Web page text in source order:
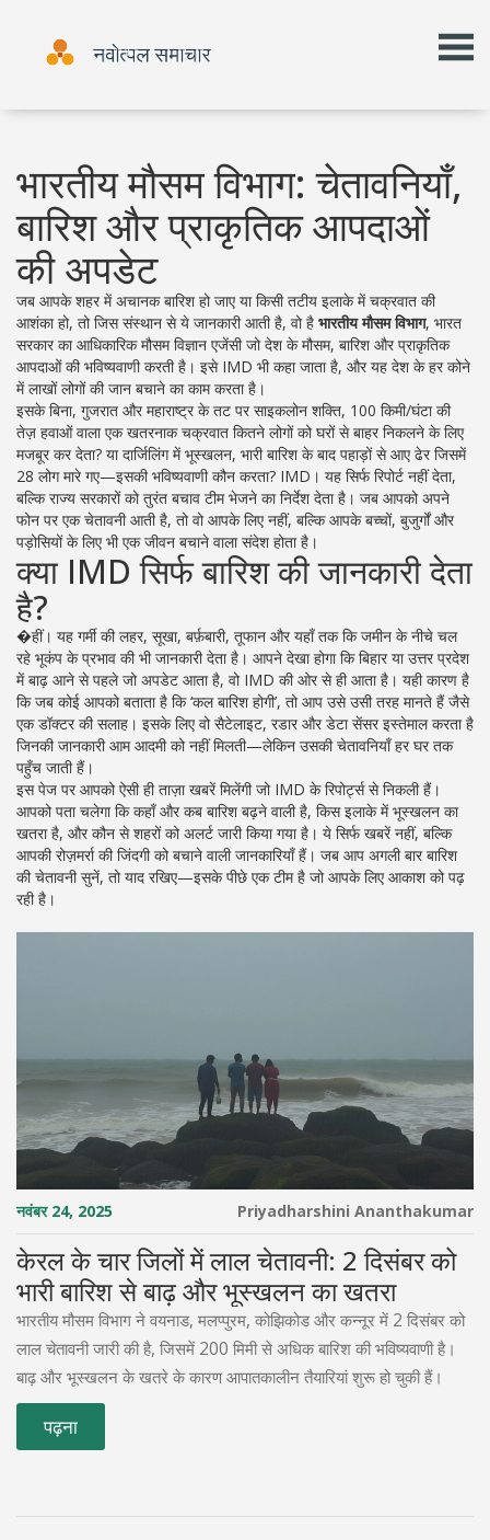
भारतीय मौसम विभाग: चेतावनियाँ,
बारिश और प्राकृतिक आपदाओं
की अपडेट
जब आपके शहर में अचानक बारिश हो जाए या किसी तटीय इलाके में चक्रवात की
आशंका हो, तो जिस संस्थान से ये जानकारी आती है, वो है भारतीय मौसम विभाग, भारत
सरकार का आधिकारिक मौसम विज्ञान एजेंसी जो देश के मौसम, बारिश और प्राकृतिक
आपदाओं की भविष्यवाणी करती है । इसे IMD भी कहा जाता है, और यह देश के हर कोने
में लाखों लोगों की जान बचाने का काम करता है।
इसके बिना, गुजरात और महाराष्ट्र के तट परसाइकलोन शक्ति, 100 किमी/घंटा की
तेज़ हवाओं वाला एक खतरनाक चक्रवात कितने लोगों को घरों से बाहर निकलने के लिए
मजबूर कर देता? या दार्जिलिंग मेंभूस्खलन, भारी बारिश के बाद पहाड़ों से आए ढेर जिसमें
28 लोग मारे गए—इसकी भविष्यवाणी कौन करता? IMD। यह सिर्फ रिपोर्ट नहीं देता,
बल्कि राज्य सरकारों को तुरंत बचाव टीम भेजने का निर्देश देता है। जब आपको अपने
फोन पर एक चेतावनी आती है, तो वो आपके लिए नहीं, बल्कि आपके बच्चों, बुजुर्गों और
पड़ोसियों के लिए भी एक जीवन बचाने वाला संदेश होता है।
क्या IMD सिर्फ बारिश की जानकारी देता
है?
�हीं। यह गर्मी की लहर, सूखा, बर्फ़बारी, तूफान और यहाँ तक कि जमीन के नीचे चल
रहे भूकंप के प्रभाव की भी जानकारी देता है। आपने देखा होगा कि बिहार या उत्तर प्रदेश
में बाढ़ आने से पहले जो अपडेट आता है, वो IMD की ओर से ही आता है। यही कारण है
कि जब कोई आपको बताता है कि ‘कल बारिश होगी’, तो आप उसे उसी तरह मानते हैं जैसे
एक डॉक्टर की सलाह। इसके लिए वो सैटेलाइट, रडार और डेटा सेंसर इस्तेमाल करता है
जिनकी जानकारी आम आदमी को नहीं मिलती—लेकिन उसकी चेतावनियाँ हर घर तक
पहुँच जाती हैं।
इस पेज पर आपको ऐसी ही ताज़ा खबरें मिलेंगी जो IMD के रिपोर्ट्स से निकली हैं।
आपको पता चलेगा कि कहाँ और कब बारिश बढ़ने वाली है, किस इलाके में भूस्खलन का
खतरा है, और कौन से शहरों को अलर्ट जारी किया गया है। ये सिर्फ खबरें नहीं, बल्कि
आपकी रोज़मर्रा की जिंदगी को बचाने वाली जानकारियाँ हैं। जब आप अगली बार बारिश
की चेतावनी सुनें, तो याद रखिए—इसके पीछे एक टीम है जो आपके लिए आकाश को पढ़
रही है।
नवंबर 24, 2025 Priyadharshini Ananthakumar
केरल के चार जिलों में लाल चेतावनी: 2 दिसंबर को
भारी बारिश से बाढ़ और भूस्खलन का खतरा
भारतीय मौसम विभाग ने वयनाड, मलप्पुरम, कोझिकोड और कन्नूर में 2 दिसंबर को
लाल चेतावनी जारी की है, जिसमें 200 मिमी से अधिक बारिश की भविष्यवाणी है।
बाढ़ और भूस्खलन के खतरे के कारण आपातकालीन तैयारियां शुरू हो चुकी हैं।
पढ़ना